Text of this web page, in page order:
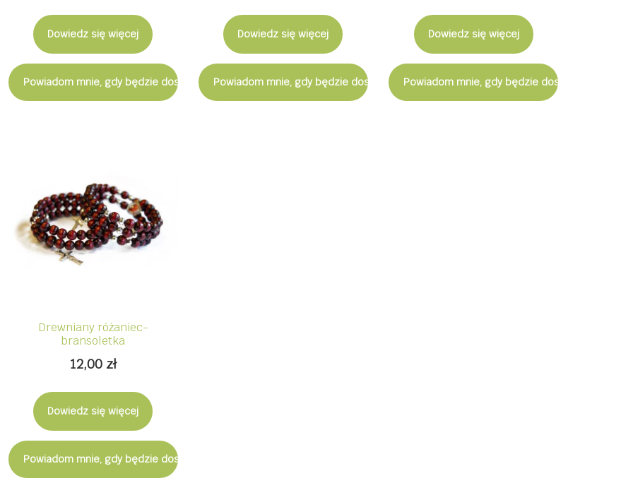
Dowiedz się więcej
Powiadom mnie, gdy będzie dostępny
Dowiedz się więcej
Powiadom mnie, gdy będzie dostępny
Dowiedz się więcej
Powiadom mnie, gdy będzie dostępny
Drewniany różaniec-
bransoletka
12,00 zł
Dowiedz się więcej
Powiadom mnie, gdy będzie dostępny